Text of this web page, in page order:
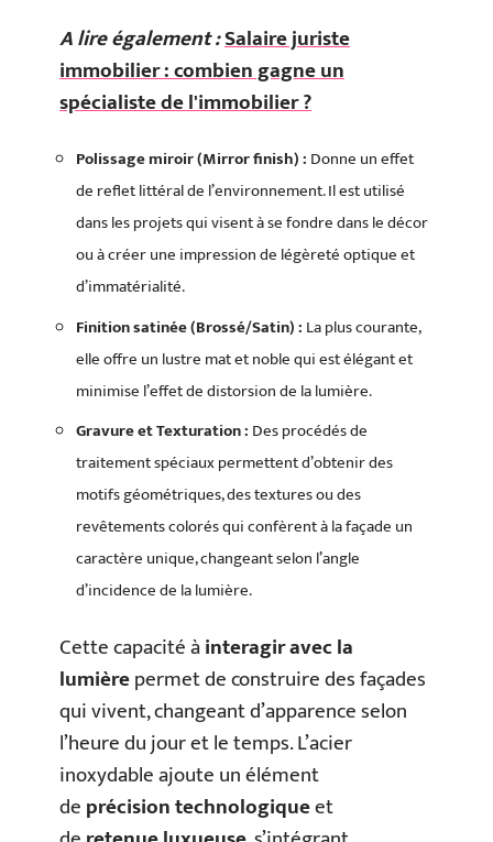
A lire également :Salaire juriste
immobilier : combien gagne un
spécialiste de l'immobilier ?
Polissage miroir (Mirror finish) : Donne un effet
de reflet littéral de l’environnement. Il est utilisé
dans les projets qui visent à se fondre dans le décor
ou à créer une impression de légèreté optique et
d’immatérialité.
Finition satinée (Brossé/Satin) : La plus courante,
elle offre un lustre mat et noble qui est élégant et
minimise l’effet de distorsion de la lumière.
Gravure et Texturation : Des procédés de
traitement spéciaux permettent d’obtenir des
motifs géométriques, des textures ou des
revêtements colorés qui confèrent à la façade un
caractère unique, changeant selon l’angle
d’incidence de la lumière.
Cette capacité àinteragir avec la
lumièrepermet de construire des façades
qui vivent, changeant d’apparence selon
l’heure du jour et le temps. L’acier
inoxydable ajoute un élément
deprécision technologiqueet